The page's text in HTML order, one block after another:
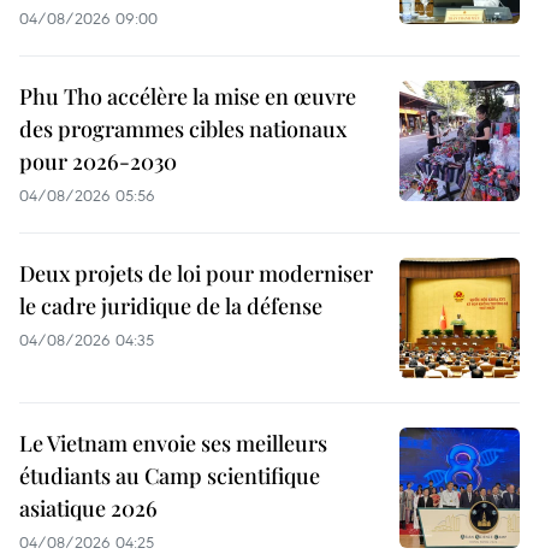
04/08/2026 09:00
Phu Tho accélère la mise en œuvre
des programmes cibles nationaux
pour 2026-2030
04/08/2026 05:56
Deux projets de loi pour moderniser
le cadre juridique de la défense
04/08/2026 04:35
Le Vietnam envoie ses meilleurs
étudiants au Camp scientifique
asiatique 2026
04/08/2026 04:25